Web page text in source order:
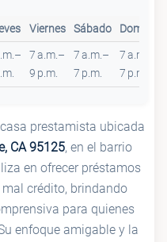
Viernes Sábado Domingo
7 a.m.–
9 p.m.
7 a.m.–
7 p.m.
7 a.m.–
7 p.m.
prestamista ubicada
CA 95125, en el barrio
en ofrecer préstamos
crédito, brindando
para quienes
enfoque amigable y la